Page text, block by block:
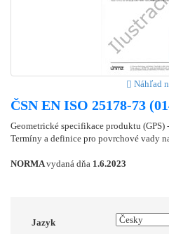
Náhľad
ČSN EN ISO 25178-73
Geometrické specifikace produktu
Termíny a definice pro povrchové vady
NORMAvydaná dňa 1.6.2023
Jazyk